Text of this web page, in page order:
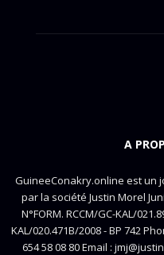
A
GuineeConakry.online est un
par la société Justin Morel
N°FORM. RCCM/GC-KAL/
KAL/020.471B/2008 - BP 742
654 58 08 80 Email :